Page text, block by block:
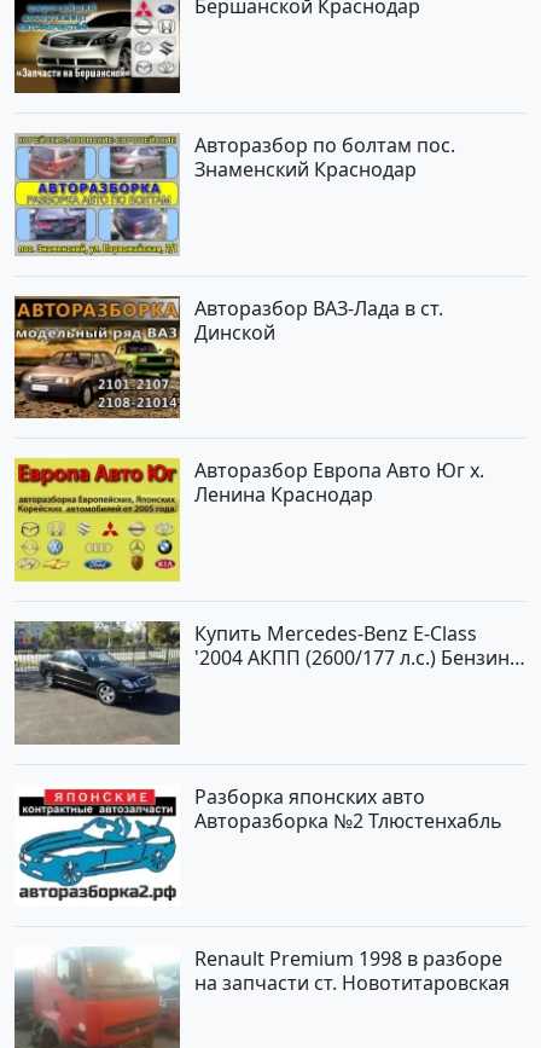
Бершанской Краснодар
Авторазбор по болтам пос.
Знаменский Краснодар
Авторазбор ВАЗ-Лада в ст.
Динской
Авторазбор Европа Авто Юг х.
Ленина Краснодар
Купить Mercedes-Benz E-Class
'2004 АКПП (2600/177 л.с.) Бензин
Разборка японских авто
Авторазборка №2 Тлюстенхабль
Renault Premium 1998 в разборе
на запчасти ст. Новотитаровская